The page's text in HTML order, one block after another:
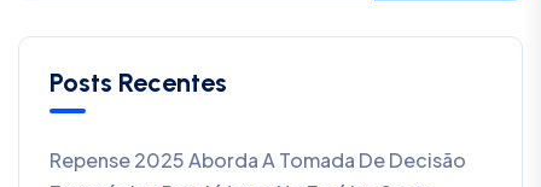
Posts Recentes
Repense 2025 Aborda A Tomada De Decisão